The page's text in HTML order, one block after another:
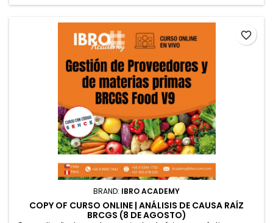
BRAND: IBRO ACADEMY
COPY OF CURSO ONLINE | ANÁLISIS DE CAUSA RAÍZ
BRCGS (8 DE AGOSTO)
favorite_border